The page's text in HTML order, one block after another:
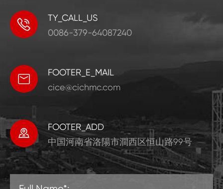

TY_CALL_US
0086-379-64087240

FOOTER_E_MAIL
cice@cichmc.com

FOOTER_ADD
中国河南省洛陽市澗西区恒山路99号